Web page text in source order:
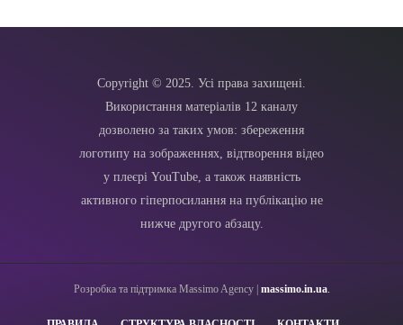
Copyright © 2025. Усі права захищені.
Використання матеріалів 12 каналу
дозволено за таких умов: збереження
логотипу на зображеннях, відтворення відео
у плеєрі YouTube, а також наявність
активного гіперпосилання на публікацію не
нижче другого абзацу.
Розробка та підтримка Massimo Agency | massimo.in.ua.